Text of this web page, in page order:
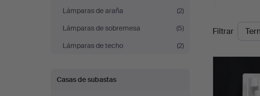
Lámparas de araña
(2)
Lámparas de sobremesa
(5)
Lámparas de techo
(2)
Casas de subastas
en
curso
Filtrar